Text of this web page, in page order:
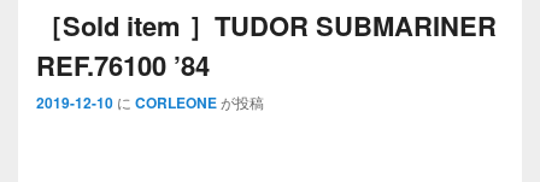
［Sold item ］TUDOR SUBMARINER
REF.76100 ’84
2019-12-10 に CORLEONEが投稿